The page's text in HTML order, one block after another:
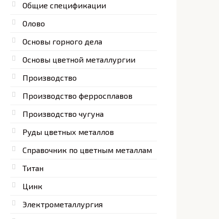
Общие спецификации
Олово
Основы горного дела
Основы цветной металлургии
Производство
Производство ферросплавов
Производство чугуна
Руды цветных металлов
Справочник по цветным металлам
Титан
Цинк
Электрометаллургия